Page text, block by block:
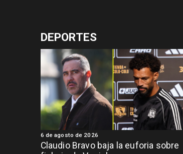
DEPORTES
Claudio Bravo baja la euforia sobre
6 de agosto de 2026